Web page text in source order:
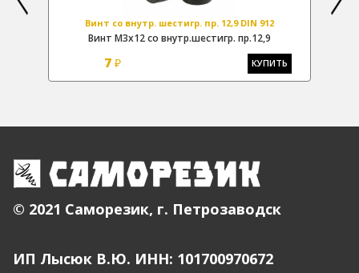
Винт со внутр. шестигр. пр. 12,9 DIN 912
Винт М3х12 со внутр.шестигр. пр.12,9
7 ₽ КУПИТЬ
© 2021 Саморезик, г. Петрозаводск
ИП Лысюк В.Ю. ИНН: 101700970672